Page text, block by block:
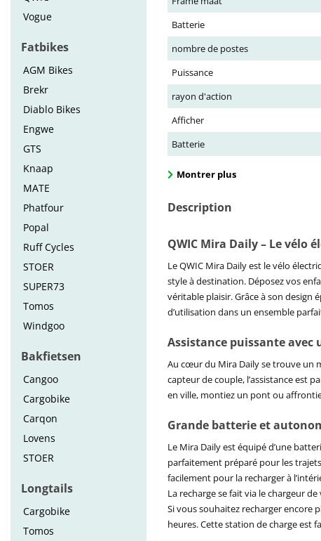
Vogue
Fatbikes
AGM Bikes
Brekr
Diablo Bikes
Engwe
GTS
Knaap
MATE
Phatfour
Popal
Ruff Cycles
STOER
SUPER73
Tomos
Windgoo
Bakfietsen
Cangoo
Cargobike
Carqon
Lovens
STOER
Longtails
Cargobike
Tomos
Batterie
nombre de postes
Puissance
rayon d'action
Afficher
Batterie
Montrer plus
Description
QWIC Mira Daily – Le vélo
Le QWIC Mira Daily est le vélo
style à destination. Déposez vos
véritable plaisir. Grâce à son
d’utilisation dans un ensemble
Assistance puissante
Au cœur du Mira Daily se trouve un
capteur de couple, l’assistance est
en ville, montiez un pont ou
Grande batterie et
Le Mira Daily est équipé d’une
parfaitement préparé pour les
facilement pour la recharger à
La recharge se fait via le chargeur
Si vous souhaitez recharger encore
heures. Cette station de charge est